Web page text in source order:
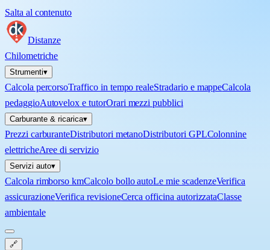
Salta al contenuto
Distanze
Chilometriche
Strumenti▾
Calcola percorsoTraffico in tempo realeStradario e mappeCalcola
pedaggioAutovelox e tutorOrari mezzi pubblici
Carburante & ricarica▾
Prezzi carburanteDistributori metanoDistributori GPLColonnine
elettricheAree di servizio
Servizi auto▾
Calcola rimborso kmCalcolo bollo autoLe mie scadenzeVerifica
assicurazioneVerifica revisioneCerca officina autorizzataClasse
ambientale
🔗